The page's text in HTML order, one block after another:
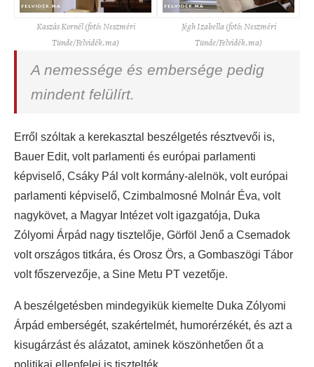
Kaszás Kornél (fotó: Neszméri
Tünde/Felvidék.ma)
Jégh Izabella (fotó: Neszméri
Tünde/Felvidék.ma)
A nemessége és embersége pedig
mindent felülírt.
Erről szóltak a kerekasztal beszélgetés résztvevői is,
Bauer Edit, volt parlamenti és európai parlamenti
képviselő, Csáky Pál volt kormány-alelnök, volt európai
parlamenti képviselő, Czimbalmosné Molnár Éva, volt
nagykövet, a Magyar Intézet volt igazgatója, Duka
Zólyomi Árpád nagy tisztelője, Görföl Jenő a Csemadok
volt országos titkára, és Orosz Örs, a Gombaszögi Tábor
volt főszervezője, a Sine Metu PT vezetője.
A beszélgetésben mindegyikük kiemelte Duka Zólyomi
Árpád emberségét, szakértelmét, humorérzékét, és azt a
kisugárzást és alázatot, aminek köszönhetően őt a